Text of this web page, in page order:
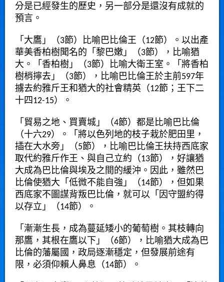
分是已經發生的歷史，另一部分是還沒有成就的
預言。
「大鷹」（3節）比喻巴比倫王（12節）。以出產
華美香柏樹聞名的「黎巴嫩」（3節），比喻猶
大。「香柏樹」（3節）比喻大衛王室。「將香柏
樹梢擰去」（3節），比喻巴比倫王於主前597年
擄去約雅斤王和猶大的社會精英（12節；王下二
十四12-15）。
「貿易之地、買賣城」（4節）都是比喻巴比倫
（十六29）。「將以色列地的枝子栽於肥田里，
插在大水旁」（5節），比喻巴比倫王扶持西底家
取代約雅斤作王、與自己立約（13節），好讓猶
大成為巴比倫與埃及之間的緩沖。因此，雖然巴
比倫使猶大「低微不能自強」（14節），但如果
西底家不圖謀背叛巴比倫，就可以「因守盟約得
以存立」（14節）。
「漸漸生長，成為蔓延矮小的葡萄樹。其枝轉向
那鷹，其根在鷹以下」（6節），比喻猶大成為巴
比倫的藩屬國，政局逐漸穩定，但發展前途有
限，必須仰賴人鼻息（14節）。